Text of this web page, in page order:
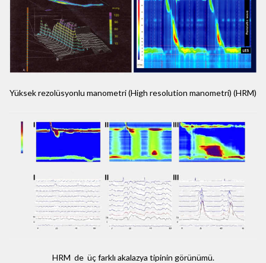
Yüksek rezolüsyonlu manometri (High resolution manometri) (HRM)
HRM de üç farklı akalazya tipinin görünümü.